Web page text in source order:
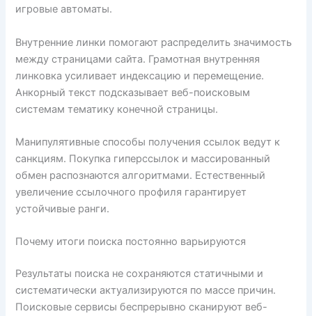
игровые автоматы.
Внутренние линки помогают распределить значимость
между страницами сайта. Грамотная внутренняя
линковка усиливает индексацию и перемещение.
Анкорный текст подсказывает веб-поисковым
системам тематику конечной страницы.
Манипулятивные способы получения ссылок ведут к
санкциям. Покупка гиперссылок и массированный
обмен распознаются алгоритмами. Естественный
увеличение ссылочного профиля гарантирует
устойчивые ранги.
Почему итоги поиска постоянно варьируются
Результаты поиска не сохраняются статичными и
систематически актуализируются по массе причин.
Поисковые сервисы беспрерывно сканируют веб-